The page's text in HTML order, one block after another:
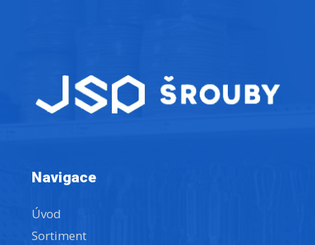
Navigace
Úvod
Sortiment